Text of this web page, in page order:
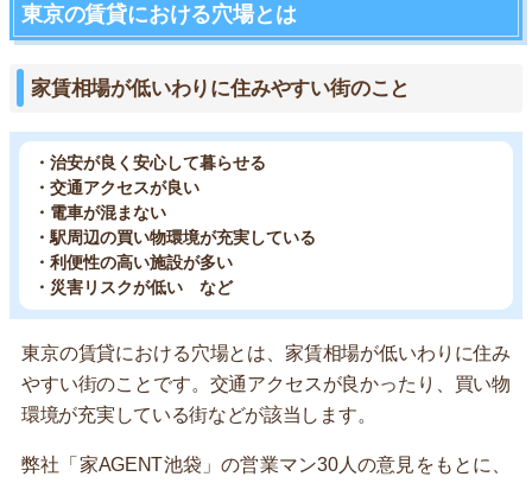
東京の賃貸における穴場とは
家賃相場が低いわりに住みやすい街のこと
・治安が良く安心して暮らせる
・交通アクセスが良い
・電車が混まない
・駅周辺の買い物環境が充実している
・利便性の高い施設が多い
・災害リスクが低い など
東京の賃貸における穴場とは、家賃相場が低いわりに住み
やすい街のことです。交通アクセスが良かったり、買い物
環境が充実している街などが該当します。
弊社「家AGENT池袋」の営業マン30人の意見をもとに、